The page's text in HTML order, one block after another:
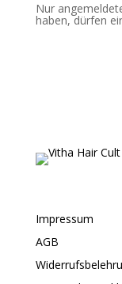
Nur
haben, dürfen
Impressum
AGB